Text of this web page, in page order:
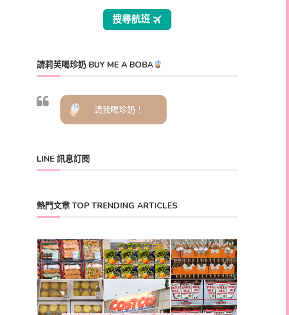
請莉芙喝珍奶 BUY ME A BOBA
請我喝珍奶！
LINE 訊息訂閱
熱門文章 TOP TRENDING ARTICLES